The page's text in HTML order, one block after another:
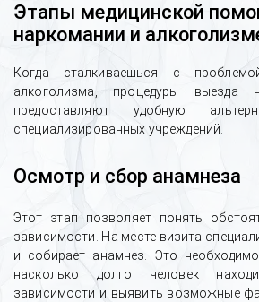
Этапы медицинской
наркомании и
Когда сталкиваешься с
алкоголизма, процедуры выезда
предоставляют удобную
специализированных учреждений.
Осмотр и сбор анамнеза
Этот этап позволяет понять
зависимости. На месте визита
и собирает анамнез. Это
насколько долго человек
зависимости и выявить возможные